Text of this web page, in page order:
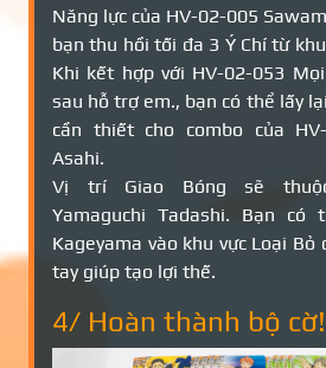
Năng lực của HV-02-005
bạn thu hồi tối đa 3 Ý Chí từ
Khi kết hợp với HV-02-053
sau hỗ trợ em., bạn có thể lấy
cần thiết cho combo của
Asahi.
Vị trí Giao Bóng sẽ
Yamaguchi Tadashi. Bạn có
Kageyama vào khu vực Loại
tay giúp tạo lợi thế.
4/ Hoàn thành bộ